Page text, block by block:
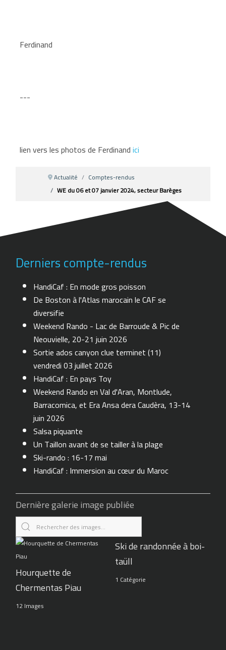
Ferdinand
---
lien vers les photos de Ferdinandici
Actualité
Comptes-rendus
WE du 06 et 07 janvier 2024, secteur Barèges
Derniers compte-rendus
HandiCaf : En mode gros poisson
De Boston à l'Atlas marocain le CAF se
diversifie
Weekend Rando - Lac de Barroude & Pic de
Neouvielle, 20-21 juin 2026
Sortie ados canyon clue terminet (11)
vendredi 03 juillet 2026
HandiCaf : En pays Toy
Weekend Rando en Val d'Aran, Montlude,
Barracomica, et Era Ansa dera Caudèra, 13-14
juin 2026
Salsa piquante
Un Taillon avant de se tailler à la plage
Ski-rando : 16-17 mai
HandiCaf : Immersion au cœur du Maroc
Dernière galerie image publiée
Hourquette de
Chermentas Piau
12 Images
Ski de randonnée à boi-
taüll
1 Catégorie